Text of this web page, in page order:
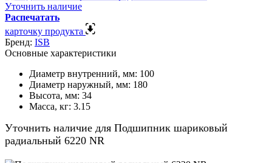
Уточнить наличие
Распечатать
карточку продукта
Бренд: ISB
Основные характеристики
Диаметр внутренний, мм: 100
Диаметр наружный, мм: 180
Высота, мм: 34
Масса, кг: 3.15
Уточнить наличие для Подшипник шариковый
радиальный 6220 NR